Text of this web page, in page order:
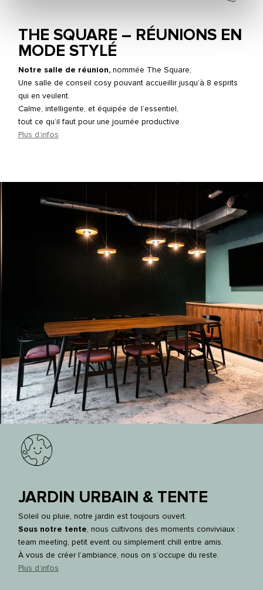
THE SQUARE – RÉUNIONS EN
MODE STYLÉ
Notre salle de réunion,nommée The Square,
Une salle de conseil cosy pouvant accueillir jusqu’à 8 esprits
qui en veulent.
Calme, intelligente, et équipée de l’essentiel,
tout ce qu’il faut pour une journée productive.
Plus d’infos
JARDIN URBAIN & TENTE
Soleil ou pluie, notre jardin est toujours ouvert.
Sous notre tente, nous cultivons des moments conviviaux :
team meeting, petit event ou simplement chill entre amis.
À vous de créer l’ambiance, nous on s’occupe du reste.
Plus d’infos